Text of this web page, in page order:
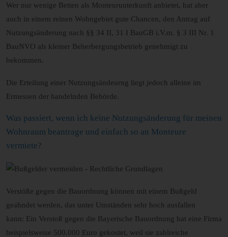
Wer nur wenige Betten als Monteurunterkunft anbietet, hat aber
auch in einem reinen Wohngebiet gute Chancen, den Antrag auf
Nutzungsänderung nach §§ 34 II, 31 I BauGB i.V.m. § 3 III Nr. 1
BauNVO als kleiner Beherbergungsbetrieb genehmigt zu
bekommen.
Die Erteilung einer Nutzungsändeurng liegt jedoch alleine im
Ermessen der handelnden Behörde.
Was passiert, wenn ich keine Nutzungsänderung für meinen
Wohnraum beantrage und einfach so an Monteure
vermiete?
Verstöße gegen die Bauordnung können mit einem Bußgeld
geahndet werden, das unter Umständen sehr hoch ausfallen
kann: Ein Verstoß gegen die Bayerische Bauordnung hat eine Firma
beispielsweise 500.000 Euro gekostet, weil sie zahlreiche